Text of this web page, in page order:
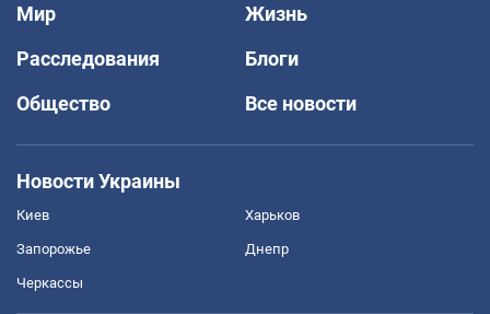
Мир
Жизнь
Расследования
Блоги
Общество
Все новости
Новости Украины
Киев Харьков
Запорожье Днепр
Черкассы